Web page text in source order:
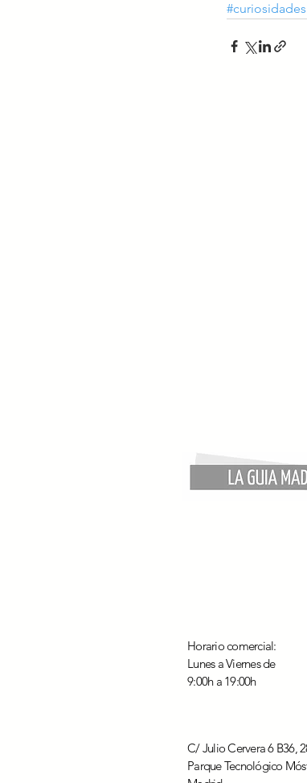
#curiosidades
¿Qué revisar en tu
eléctrica antes de
Horario comercial:
Lunes a Viernes de
9:00h a 19:00h
C/ Julio Cervera 6 B36,
Parque Tecnológico